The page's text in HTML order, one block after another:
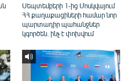
Սեպտեմբերի 1-ից Մոսկվայում
ՀՀ քաղաքացիների համար նոր
պարտադիր պահանջներ
կգործեն. ինչ է փոխվում